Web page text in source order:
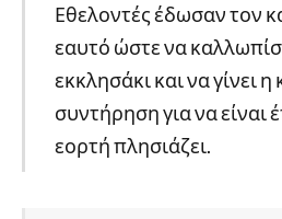
Εθελοντές έδωσαν τον
εαυτό ώστε να
εκκλησάκι και να γίνει
συντήρηση για να είναι
εορτή πλησιάζει.